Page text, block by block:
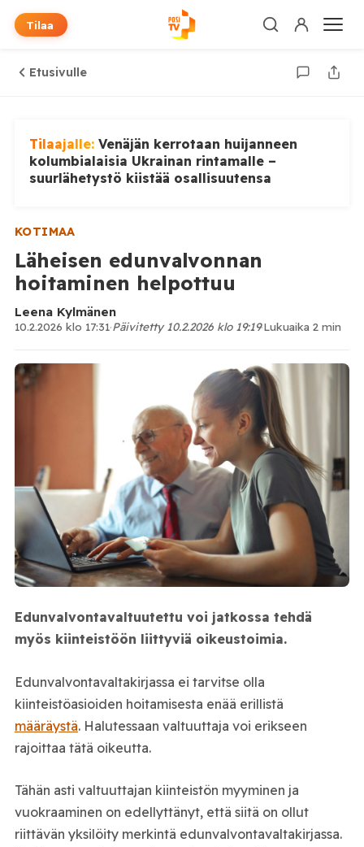
Tilaa
Etusivulle
Tilaajalle: Venäjän kerrotaan huijanneen
kolumbialaisia Ukrainan rintamalle –
suurlähetystö kiistää osallisuutensa
KOTIMAA
Läheisen edunvalvonnan
hoitaminen helpottuu
Leena Kylmänen
10.2.2026 klo 17:31·Päivitetty 10.2.2026 klo 19:19·Lukuaika 2 min
Edunvalvontavaltuutettu voi jatkossa tehdä
myös kiinteistöön liittyviä oikeustoimia.
Edunvalvontavaltakirjassa ei tarvitse olla
kiinteistöasioiden hoitamisesta enää erillistä
määräystä. Halutessaan valtuuttaja voi erikseen
rajoittaa tätä oikeutta.
Tähän asti valtuuttajan kiinteistön myyminen ja
vuokraaminen on edellyttänyt, että siitä on ollut
riittävän yksilöity merkintä edunvalvontavaltakirjassa.